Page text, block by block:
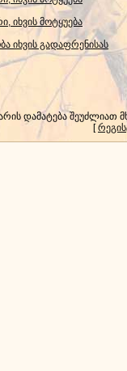
იხვის მოტყუება
იხვის გადაფრენისას
დამატება
[